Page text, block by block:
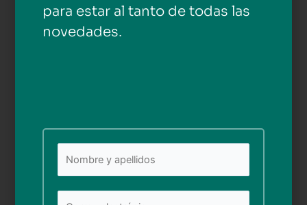
para estar al tanto de todas las
novedades.